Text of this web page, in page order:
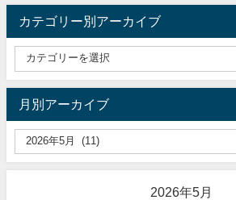
カテゴリー別アーカイブ
月別アーカイブ
2026年5月